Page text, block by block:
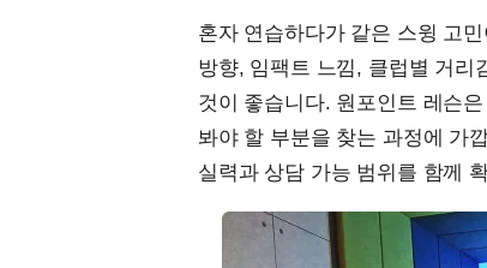
혼자 연습하다가 같은 스윙 고
방향, 임팩트 느낌, 클럽별 거리
것이 좋습니다. 원포인트 레슨
봐야 할 부분을 찾는 과정에 가
실력과 상담 가능 범위를 함께